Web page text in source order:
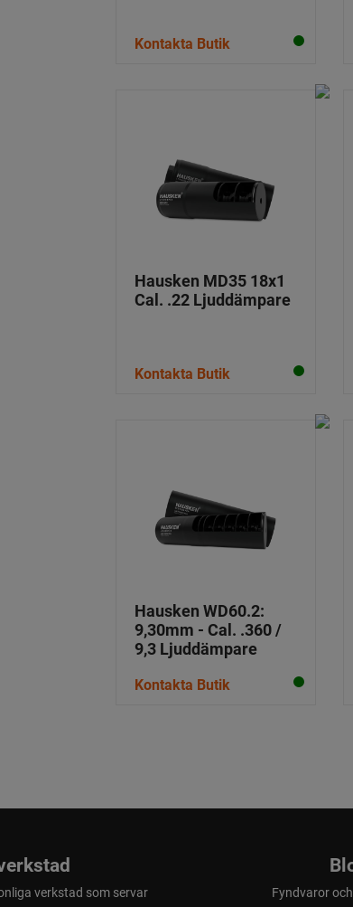
Kontakta Butik
Hausken MD35 18x1
Cal. .22 Ljuddämpare
Kontakta Butik
Hausken WD60.2:
9,30mm - Cal. .360 /
9,3 Ljuddämpare
Kontakta Butik
verkstad som servar
Fyndvaror